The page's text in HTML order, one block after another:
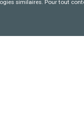
similaires. Pour tout